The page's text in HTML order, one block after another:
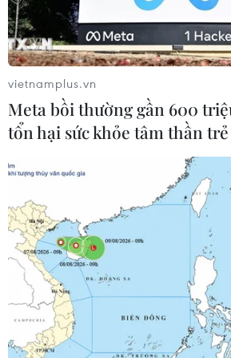
Bộ trưởng Bộ Y tế tặng quà Tết cho
T.G/Vietnam+)
Trận chiến COVID-19 là trận
trong tiền lệ. Những ngày Tết,
vietnamplus.vn
Meta bồi thường gần 600
tổn hại sức khỏe tâm thần